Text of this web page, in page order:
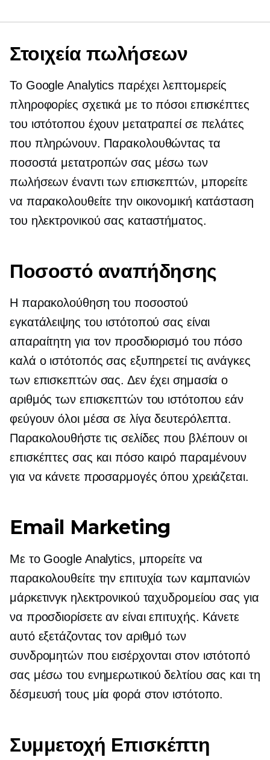
Στοιχεία πωλήσεων
Το Google Analytics παρέχει λεπτομερείς
πληροφορίες σχετικά με το πόσοι επισκέπτες
του ιστότοπου έχουν μετατραπεί σε πελάτες
που πληρώνουν. Παρακολουθώντας τα
ποσοστά μετατροπών σας μέσω των
πωλήσεων έναντι των επισκεπτών, μπορείτε
να παρακολουθείτε την οικονομική κατάσταση
του ηλεκτρονικού σας καταστήματος.
Ποσοστό αναπήδησης
Η παρακολούθηση του ποσοστού
εγκατάλειψης του ιστότοπού σας είναι
απαραίτητη για τον προσδιορισμό του πόσο
καλά ο ιστότοπός σας εξυπηρετεί τις ανάγκες
των επισκεπτών σας. Δεν έχει σημασία ο
αριθμός των επισκεπτών του ιστότοπου εάν
φεύγουν όλοι μέσα σε λίγα δευτερόλεπτα.
Παρακολουθήστε τις σελίδες που βλέπουν οι
επισκέπτες σας και πόσο καιρό παραμένουν
για να κάνετε προσαρμογές όπου χρειάζεται.
Email Marketing
Με το Google Analytics, μπορείτε να
παρακολουθείτε την επιτυχία των καμπανιών
μάρκετινγκ ηλεκτρονικού ταχυδρομείου σας για
να προσδιορίσετε αν είναι επιτυχής. Κάνετε
αυτό εξετάζοντας τον αριθμό των
συνδρομητών που εισέρχονται στον ιστότοπό
σας μέσω του ενημερωτικού δελτίου σας και τη
δέσμευσή τους μία φορά στον ιστότοπο.
Συμμετοχή Επισκέπτη